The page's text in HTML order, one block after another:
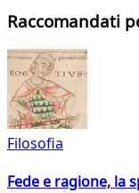
Raccomandati
Filosofia
Fede e ragione, la